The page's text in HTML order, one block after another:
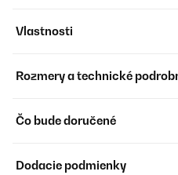
Vlastnosti
Rozmery a technické
Čo bude doručené
Dodacie podmienky